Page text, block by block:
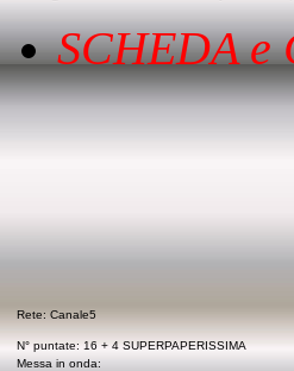
SCHEDA e
Rete: Canale5
N° puntate: 16 + 4 SUPERPAPERISSIMA
Messa in onda: